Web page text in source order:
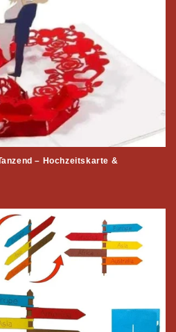
– Hochzeitskarte &